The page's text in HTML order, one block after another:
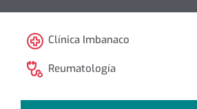
Clínica Imbanaco
Reumatología